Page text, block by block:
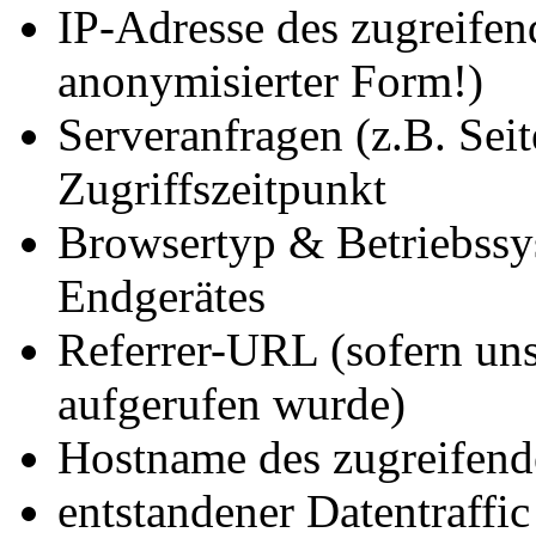
IP-Adresse des
anonymisierter Form!)
Serveranfragen (z.B.
Zugriffszeitpunkt
Browsertyp &
Endgerätes
Referrer-URL (sofern
aufgerufen wurde)
Hostname des
entstandener